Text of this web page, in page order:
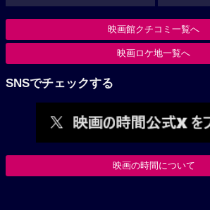
映画館クチコミ一覧へ
映画ロケ地一覧へ
SNSでチェックする
映画の時間について